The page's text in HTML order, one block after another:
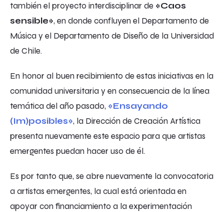
también el proyecto interdisciplinar de «Caos
sensible», en donde confluyen el Departamento de
Música y el Departamento de Diseño de la Universidad
de Chile.
En honor al buen recibimiento de estas iniciativas en la
comunidad universitaria y en consecuencia de la línea
temática del año pasado, «Ensayando
(Im)posibles», la Dirección de Creación Artística
presenta nuevamente este espacio para que artistas
emergentes puedan hacer uso de él.
Es por tanto que, se abre nuevamente la convocatoria
a artistas emergentes, la cual está orientada en
apoyar con financiamiento a la experimentación